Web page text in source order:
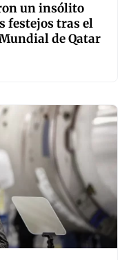
un insólito
festejos tras el
de Qatar